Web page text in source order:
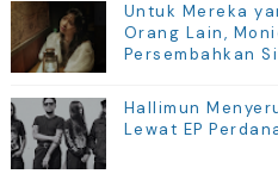
Untuk Mereka
Orang Lain,
Persembahkan
Hallimun
Lewat EP